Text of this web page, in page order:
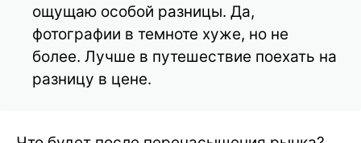
ощущаю особой разницы. Да,
фотографии в темноте хуже, но не
более. Лучше в путешествие поехать на
разницу в цене.